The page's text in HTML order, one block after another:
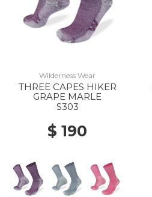
Wilderness Wear
THREE CAPES HIKER
GRAPE MARLE
S303
$ 190